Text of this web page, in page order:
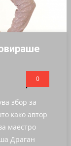
0
збор за
како автор
маестро
Драган